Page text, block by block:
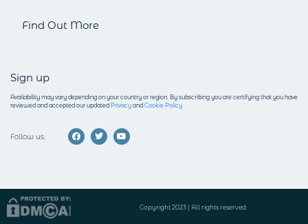
Find Out More
Sign up
Availability may vary depending on your country or region. By subscribing you are certifying that you have
reviewed and accepted our updated Privacy and Cookie Policy
Follow us:
Copyright 2023 | All rights reserved